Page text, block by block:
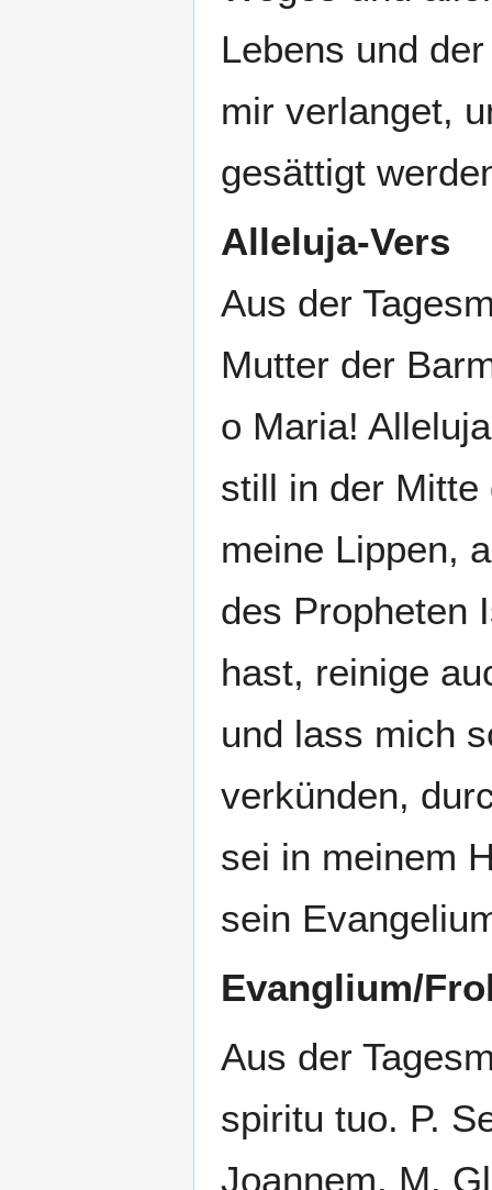
Lebens und
mir verlanget,
gesättigt
Alleluja-Vers
Aus der
Mutter der
o Maria!
still in der Mitte
meine Lippen,
des Propheten
hast, reinige
und lass mich
verkünden,
sei in meinem
sein
Evanglium/
Aus der
spiritu tuo. P.
Joannem. M.